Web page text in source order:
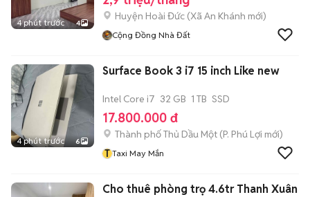
4 phút trước 4
Huyện Hoài Đức (Xã An Khánh mới)
Cộng Đồng Nhà Đất
4 phút trước 6
Surface Book 3 i7 15 inch Like new
Intel Core i7 32 GB 1 TB SSD
17.800.000 đ
Thành phố Thủ Dầu Một (P. Phú Lợi mới)
T Taxi May Mắn
Cho thuê phòng trọ 4.6tr Thanh Xuân